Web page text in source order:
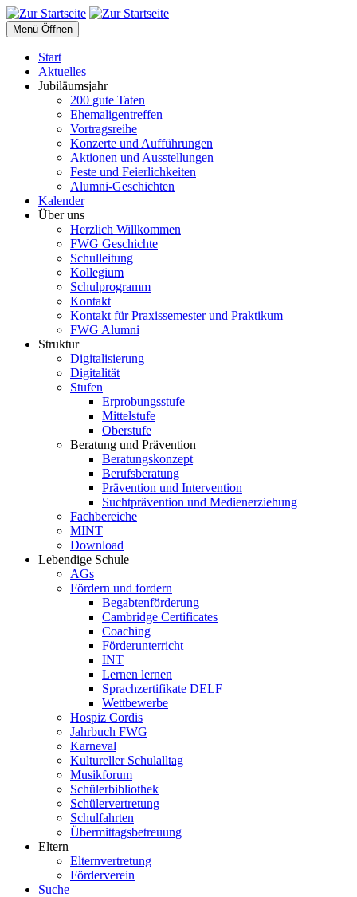
Menü Öffnen
Start
Aktuelles
Jubiläumsjahr
200 gute Taten
Ehemaligentreffen
Vortragsreihe
Konzerte und Aufführungen
Aktionen und Ausstellungen
Feste und Feierlichkeiten
Alumni-Geschichten
Kalender
Über uns
Herzlich Willkommen
FWG Geschichte
Schulleitung
Kollegium
Schulprogramm
Kontakt
Kontakt für Praxissemester und Praktikum
FWG Alumni
Struktur
Digitalisierung
Digitalität
Stufen
Erprobungsstufe
Mittelstufe
Oberstufe
Beratung und Prävention
Beratungskonzept
Berufsberatung
Prävention und Intervention
Suchtprävention und Medienerziehung
Fachbereiche
MINT
Download
Lebendige Schule
AGs
Fördern und fordern
Begabtenförderung
Cambridge Certificates
Coaching
Förderunterricht
INT
Lernen lernen
Sprachzertifikate DELF
Wettbewerbe
Hospiz Cordis
Jahrbuch FWG
Karneval
Kultureller Schulalltag
Musikforum
Schülerbibliothek
Schülervertretung
Schulfahrten
Übermittagsbetreuung
Eltern
Elternvertretung
Förderverein
Suche